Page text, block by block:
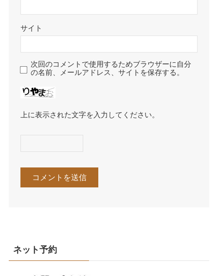
サイト
次回のコメントで使用するためブラウザーに自分
の名前、メールアドレス、サイトを保存する。
上に表示された文字を入力してください。
ネット予約